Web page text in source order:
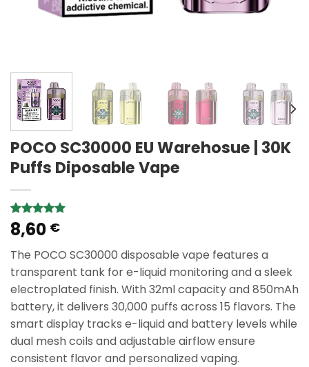
POCO SC30000 EU Warehosue | 30K
Puffs Diposable Vape
Rated5.00
out of 5
1
customer
rating
8,60 €
The POCO SC30000 disposable vape features a
transparent tank for e-liquid monitoring and a sleek
electroplated finish. With 32ml capacity and 850mAh
battery, it delivers 30,000 puffs across 15 flavors. The
smart display tracks e-liquid and battery levels while
dual mesh coils and adjustable airflow ensure
consistent flavor and personalized vaping.